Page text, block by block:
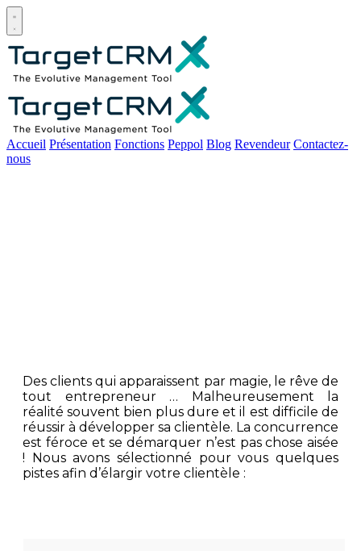
Open main menu
Accueil Présentation Fonctions Peppol Blog Revendeur Contactez-
nous
Des clients qui apparaissent par magie, le rêve de
tout entrepreneur … Malheureusement la
réalité souvent bien plus dure et il est difficile de
réussir à développer sa clientèle. La concurrence
est féroce et se démarquer n’est pas chose aisée
! Nous avons sélectionné pour vous quelques
pistes afin d’élargir votre clientèle :